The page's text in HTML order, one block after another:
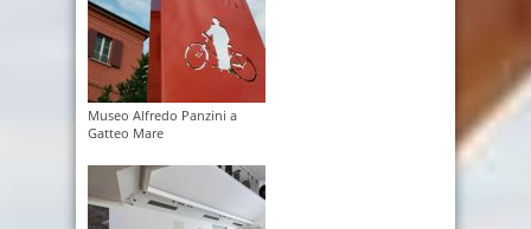
Museo Alfredo Panzini a
Gatteo Mare